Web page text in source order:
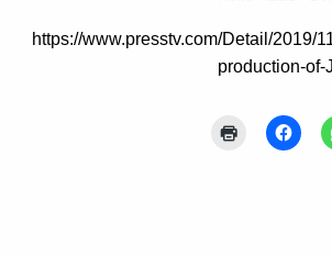
https://www.presstv.com/Detail/2019/
production-